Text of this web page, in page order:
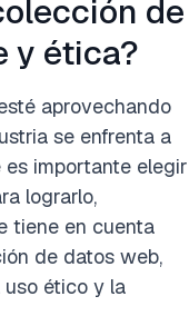
de
y ética?
aprovechando
se enfrenta a
importante elegir
lograrlo,
tiene en cuenta
de datos web,
ético y la